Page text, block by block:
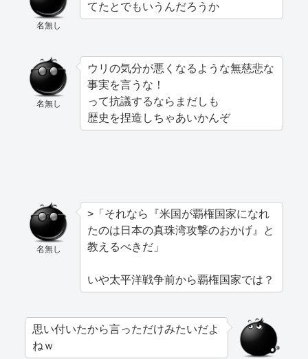
名無し
てたとでもいうんだろうか
名無し
ウリの気分が悪くなるような無慈悲な
事実を言うな！
って抗議するならまだしも
歴史を捏造しちゃあいかんぞ
名無し
>「それなら『米国が覇権国家になれ
たのは日本の真珠湾攻撃のおかげ』と
教えるべきだ」
いや太平洋戦争前から覇権国家では？
思い付いたから言っただけみたいだよ
ねｗ